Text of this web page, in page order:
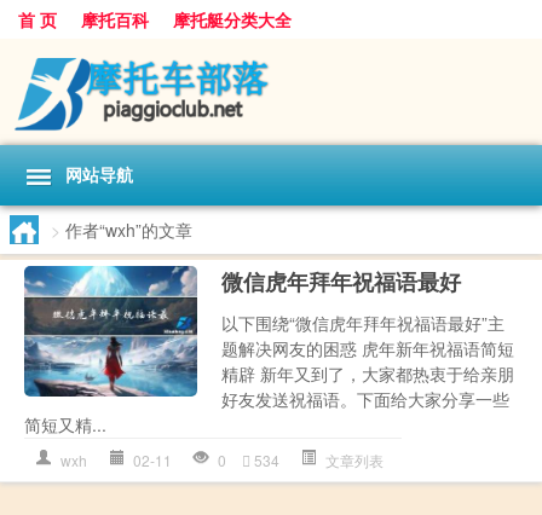
首 页 摩托百科 摩托艇分类大全
网站导航
> 作者“wxh”的文章
微信虎年拜年祝福语最好
以下围绕“微信虎年拜年祝福语最好”主
题解决网友的困惑 虎年新年祝福语简短
精辟 新年又到了，大家都热衷于给亲朋
好友发送祝福语。下面给大家分享一些
简短又精...
wxh 02-11 0 534 文章列表